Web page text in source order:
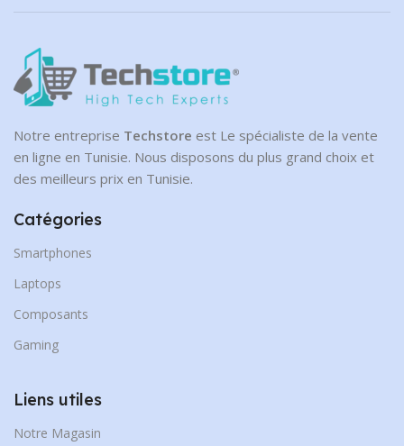
Notre entreprise Techstore est Le spécialiste de la vente
en ligne en Tunisie. Nous disposons du plus grand choix et
des meilleurs prix en Tunisie.
Catégories
Smartphones
Laptops
Composants
Gaming
Liens utiles
Notre Magasin